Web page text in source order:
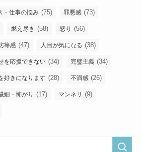
・仕事の悩み (75) 罪悪感 (73)
燃え尽き (58) 怒り (56)
等感 (47) 人目が気になる (38)
を応援できない (34) 完璧主義 (34)
好きになります (28) 不満感 (26)
細・怖がり (17) マンネリ (9)